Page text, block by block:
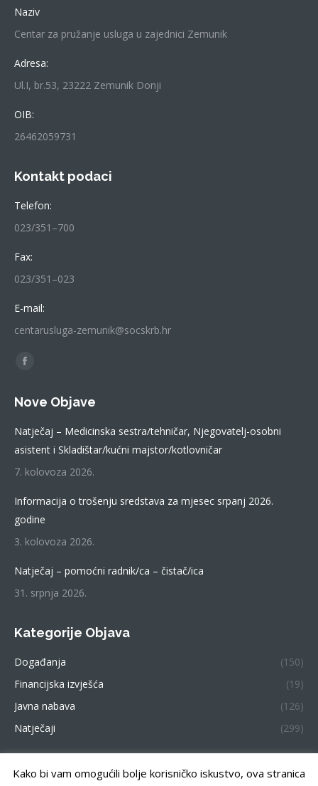
Naziv
Centar za pružanje usluga u zajednici Zemunik
Adresa:
Ul.I, br.53, 23222 Zemunik Donji
OIB:
26462059731
Kontakt podaci
Telefon:
023/351–700
Fax:
023/351–023
E-mail:
centarusluga-zemunik@socskrb.hr
Find us on:
Facebook
opens
Nove Objave
Natječaj – Medicinska sestra/tehničar, Njegovatelj-osobni
asistent i Skladištar/kućni majstor/kotlovničar
7. kolovoza 2026.
Informacija o trošenju sredstava za mjesec srpanj 2026.
godine
3. kolovoza 2026.
Natječaj – pomoćni radnik/ca – čistač/ica
31. srpnja 2026.
Kategorije Objava
Događanja
(150)
Financijska izvješća
(19)
Javna nabava
(126)
Natječaji
(299)
Kako bi vam omogućili bolje korisničko iskustvo, ova stranica